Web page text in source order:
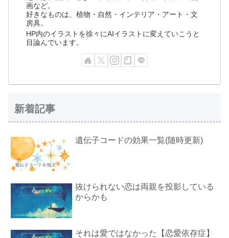
画など。
好きなものは、植物・自然・インテリア・アート・文
房具。
HP内のイラストを徐々にAIイラストに変えていこうと
目論んでいます。
新着記事
遺伝子コードの効果一覧(随時更新)
抜けられない恋は両親を投影している
からかも
それは愛ではなかった【恋愛依存症】